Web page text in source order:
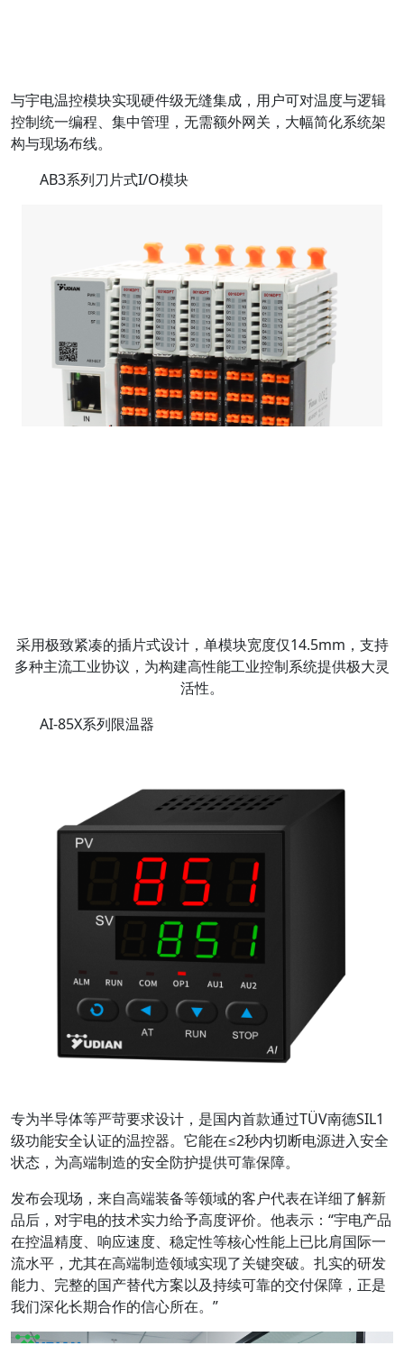
与宇电温控模块实现硬件级无缝集成，用户可对温度与逻辑
控制统一编程、集中管理，无需额外网关，大幅简化系统架
构与现场布线。
AB3系列刀片式I/O模块
采用极致紧凑的插片式设计，单模块宽度仅14.5mm，支持
多种主流工业协议，为构建高性能工业控制系统提供极大灵
活性。
AI-85X系列限温器
专为半导体等严苛要求设计，是国内首款通过TÜV南德SIL1
级功能安全认证的温控器。它能在≤2秒内切断电源进入安全
状态，为高端制造的安全防护提供可靠保障。
发布会现场，来自高端装备等领域的客户代表在详细了解新
品后，对宇电的技术实力给予高度评价。他表示：“宇电产品
在控温精度、响应速度、稳定性等核心性能上已比肩国际一
流水平，尤其在高端制造领域实现了关键突破。扎实的研发
能力、完整的国产替代方案以及持续可靠的交付保障，正是
我们深化长期合作的信心所在。”